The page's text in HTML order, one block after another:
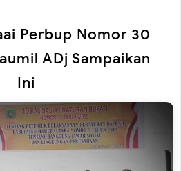
Perbup Nomor 30
ADj Sampaikan
Ini